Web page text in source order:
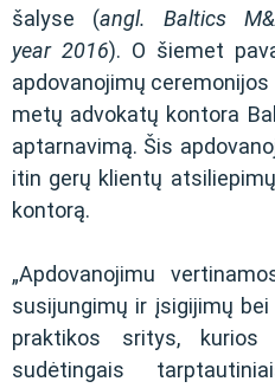
šalyse (angl. Baltics
year 2016). O šiemet
apdovanojimų
metų advokatų kontora
aptarnavimą. Šis
itin gerų klientų
kontorą.
„Apdovanojimu
susijungimų ir įsigijimų
praktikos sritys, kurios
sudėtingais